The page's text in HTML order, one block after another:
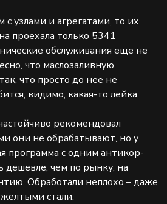
с узлами и агрегатами, то их
проехала только 5341
обслуживания еще не
что маслозаливную
что просто до нее не
видимо, какая-то лейка.
рекомендовал
они не обрабатывают, но у
программа с одним антикор-
дешевле, чем по рынку, на
Обработали неплохо – даже
стали.